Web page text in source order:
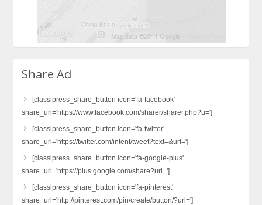
Share Ad
[classipress_share_button icon='fa-facebook'
share_url='https://www.facebook.com/sharer/sharer.php?u=']
[classipress_share_button icon='fa-twitter'
share_url='https://twitter.com/intent/tweet?text=&url=']
[classipress_share_button icon='fa-google-plus'
share_url='https://plus.google.com/share?url=']
[classipress_share_button icon='fa-pinterest'
share_url='http://pinterest.com/pin/create/button/?url=']